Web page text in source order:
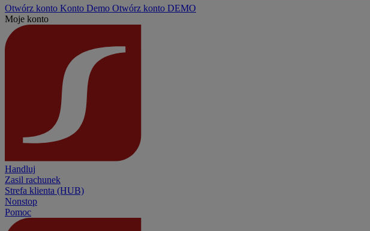
Otwórz konto Konto Demo Otwórz konto DEMO
Moje konto
Handluj
Zasil rachunek
Strefa klienta (HUB)
Nonstop
Pomoc